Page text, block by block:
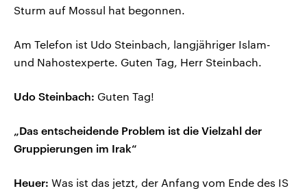
Sturm auf Mossul hat begonnen.
Am Telefon ist Udo Steinbach, langjähriger Islam-
und Nahostexperte. Guten Tag, Herr Steinbach.
Udo Steinbach: Guten Tag!
„Das entscheidende Problem ist die Vielzahl der
Gruppierungen im Irak“
Heuer: Was ist das jetzt, der Anfang vom Ende des IS